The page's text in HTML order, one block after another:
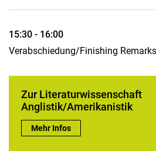
15:30 - 16:00
Verabschiedung/Finishing Remarks
Zur Literaturwissenschaft
Anglistik/Amerikanistik
Zur Literaturwissenschaft
Mehr Infos